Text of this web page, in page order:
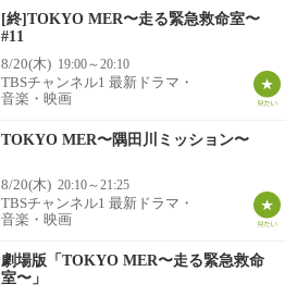
[終]TOKYO MER〜走る緊急救命室〜
#11
8/20(木) 19:00～20:10
TBSチャンネル1 最新ドラマ・
音楽・映画
TOKYO MER〜隅田川ミッション〜
8/20(木) 20:10～21:25
TBSチャンネル1 最新ドラマ・
音楽・映画
劇場版「TOKYO MER〜走る緊急救命
室〜」